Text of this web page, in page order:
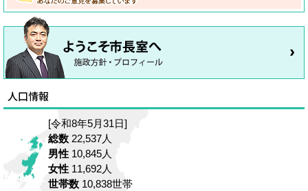
[令和8年5月31日]
総数 22,537人
男性 10,845人
女性 11,692人
世帯数 10,838世帯